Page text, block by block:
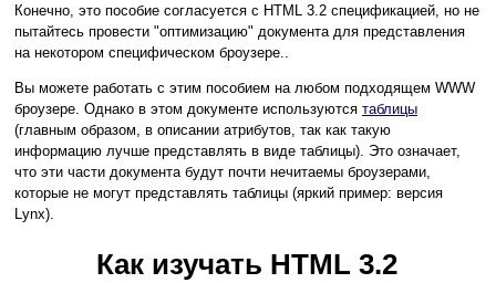
Конечно, это пособие согласуется с HTML 3.2 спецификацией, но не
пытайтесь провести "оптимизацию" документа для представления
на некотором специфическом броузере..
Вы можете работать с этим пособием на любом подходящем WWW
броузере. Однако в этом документе используются таблицы
(главным образом, в описании атрибутов, так как такую
информацию лучше представлять в виде таблицы). Это означает,
что эти части документа будут почти нечитаемы броузерами,
которые не могут представлять таблицы (яркий пример: версия
Lynx).
Как изучать HTML 3.2